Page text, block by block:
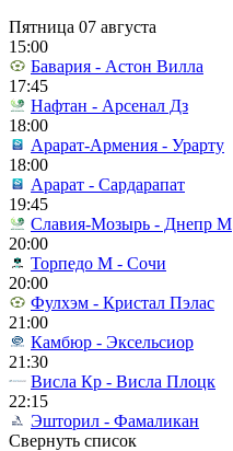
Пятница 07 августа
15:00
Бавария - Астон Вилла
17:45
Нафтан - Арсенал Дз
18:00
Арарат-Армения - Урарту
18:00
Арарат - Сардарапат
19:45
Славия-Мозырь - Днепр М
20:00
Торпедо М - Сочи
20:00
Фулхэм - Кристал Пэлас
21:00
Камбюр - Эксельсиор
21:30
Висла Кр - Висла Плоцк
22:15
Эшторил - Фамаликан
Свернуть список